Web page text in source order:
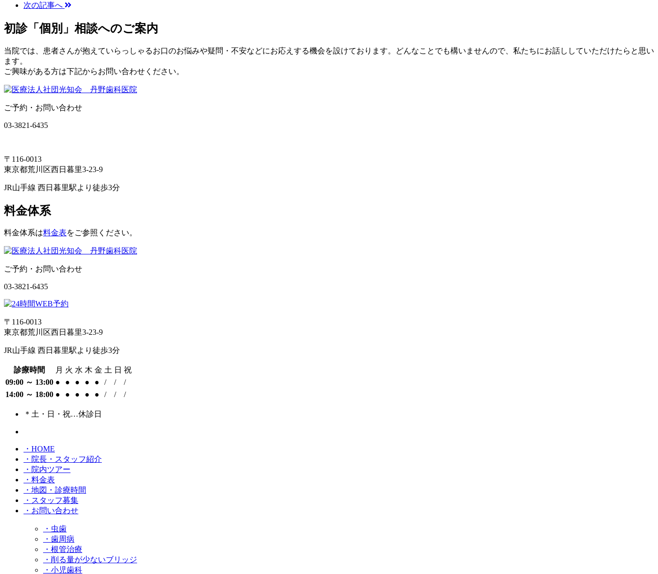
次の記事へ
初診「個別」相談へのご案内
当院では、患者さんが抱えていらっしゃるお口のお悩みや疑問・不安などにお応えする機会を設けております。どんなことでも構いませんので、私たちにお話ししていただけたらと思い
ます。
ご興味がある方は下記からお問い合わせください。
ご予約・お問い合わせ
03-3821-6435
〒116-0013
東京都荒川区西日暮里3-23-9
JR山手線 西日暮里駅より徒歩3分
料金体系
料金体系は料金表をご参照ください。
ご予約・お問い合わせ
03-3821-6435
〒116-0013
東京都荒川区西日暮里3-23-9
JR山手線 西日暮里駅より徒歩3分
診療時間 月 火 水 木 金 土 日 祝
09:00 ～ 13:00 ● ● ● ● ● / /
/
14:00 ～ 18:00 ● ● ● ● ● / / /
＊土・日・祝…休診日
・HOME
・院長・スタッフ紹介
・院内ツアー
・料金表
・地図・診療時間
・スタッフ募集
・お問い合わせ
・虫歯
・歯周病
・根管治療
・削る量が少ないブリッジ
・小児歯科